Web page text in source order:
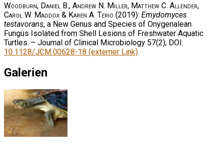
Woodburn, Daniel B., Andrew N. Miller, Matthew C. Allender,
Carol W. Maddox & Karen A. Terio (2019): Emydomyces
testavorans, a New Genus and Species of Onygenalean
Fungus Isolated from Shell Lesions of Freshwater Aquatic
Turtles. – Journal of Clinical Microbiology 57(2); DOI:
10.1128/JCM.00628-18 (externer Link).
Galerien